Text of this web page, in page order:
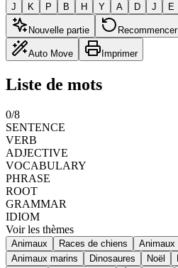
J
K P B H Y A D J E
Nouvelle partie Recommencer
Auto Move Imprimer
Liste de mots
0/8
SENTENCE
VERB
ADJECTIVE
VOCABULARY
PHRASE
ROOT
GRAMMAR
IDIOM
Voir les thèmes
Animaux Races de chiens Animaux
Animaux marins
Dinosaures Noël